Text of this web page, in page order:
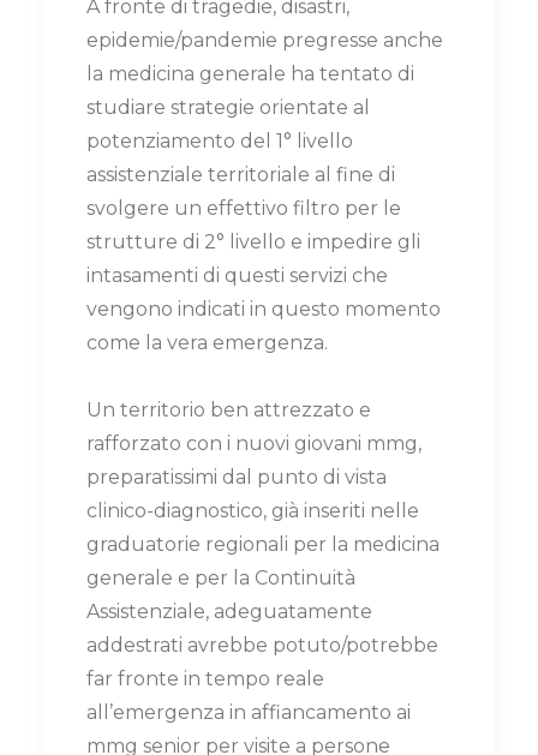
A fronte di tragedie, disastri,
epidemie/pandemie pregresse anche
la medicina generale ha tentato di
studiare strategie orientate al
potenziamento del 1° livello
assistenziale territoriale al fine di
svolgere un effettivo filtro per le
strutture di 2° livello e impedire gli
intasamenti di questi servizi che
vengono indicati in questo momento
come la vera emergenza.
Un territorio ben attrezzato e
rafforzato con i nuovi giovani mmg,
preparatissimi dal punto di vista
clinico-diagnostico, già inseriti nelle
graduatorie regionali per la medicina
generale e per la Continuità
Assistenziale, adeguatamente
addestrati avrebbe potuto/potrebbe
far fronte in tempo reale
all’emergenza in affiancamento ai
mmg senior per visite a persone